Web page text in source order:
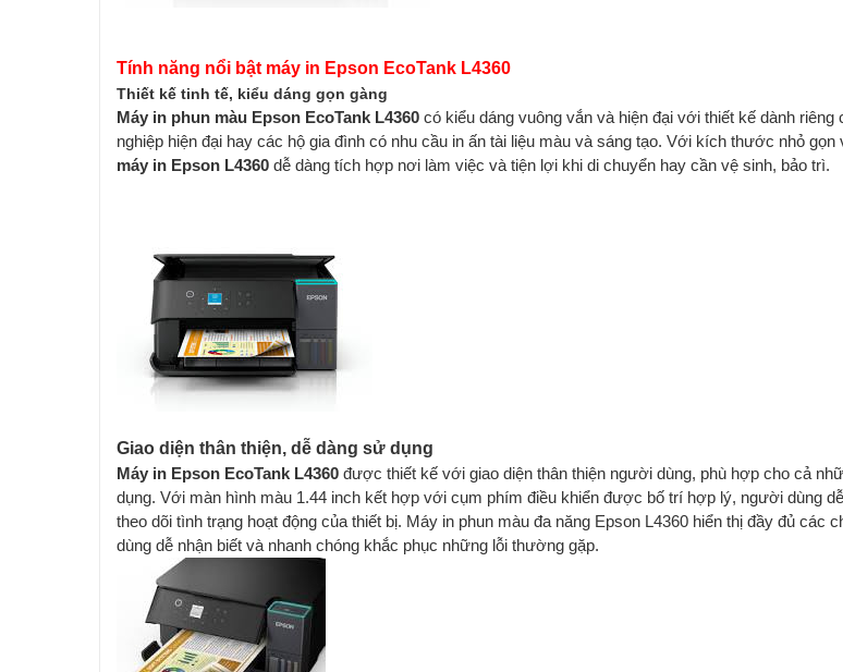
Tính năng nổi bật máy in Epson EcoTank L4360
Thiết kế tinh tế, kiểu dáng gọn gàng
Máy in phun màu Epson EcoTank L4360có kiểu dáng vuông vắn và hiện đại với thiết kế dành riêng
nghiệp hiện đại hay các hộ gia đình có nhu cầu in ấn tài liệu màu và sáng tạo. Với kích thước nhỏ
máy in Epson L4360dễ dàng tích hợp nơi làm việc và tiện lợi khi di chuyển hay cần vệ sinh, bảo trì.
Giao diện thân thiện, dễ dàng sử dụng
Máy in Epson EcoTank L4360được thiết kế với giao diện thân thiện người dùng, phù hợp cho cả
dụng. Với màn hình màu 1.44 inch kết hợp với cụm phím điều khiển được bố trí hợp lý, người dùng
theo dõi tình trạng hoạt động của thiết bị. Máy in phun màu đa năng Epson L4360 hiển thị đầy đủ các
dùng dễ nhận biết và nhanh chóng khắc phục những lỗi thường gặp.